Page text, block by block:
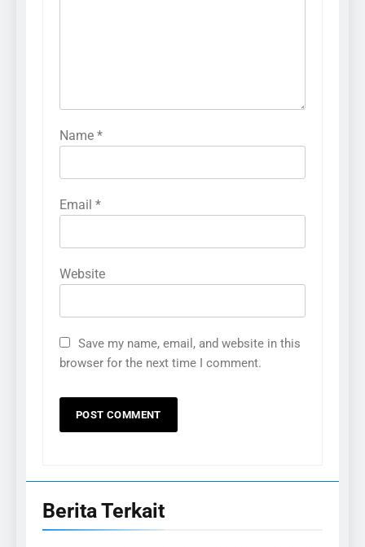
Name *
Email *
Website
Save my name, email, and website in this
browser for the next time I comment.
Berita Terkait